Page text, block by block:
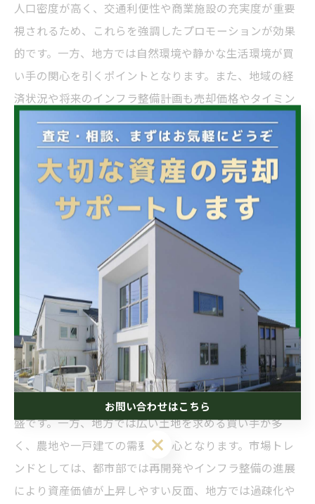
人口密度が高く、交通利便性や商業施設の充実度が重要
視されるため、これらを強調したプロモーションが効果
的です。一方、地方では自然環境や静かな生活環境が買
い手の関心を引くポイントとなります。また、地域の経
済状況や将来のインフラ整備計画も売却価格やタイミン
グに大きく影響します。例えば、新駅の開設やショッピ
ング施設の建設計画があれば、その地域の不動産価値は
上昇傾向にあります。したがって、地元の不動産市場の
動向を常に把握し、専門家の意見も取り入れながら最適
な売却戦略を練ることが重要です。地域特性を活かした
売却戦略で、より高い評価を得られる不動産取引を実現
地域特性別に見る最新の市場トレンドと需給動向
不動産売却においては、地域特性を深く理解することが
成功の鍵となります。都市部では高い人口密度と利便性
の高さから、マンションや小規模住宅に対する需要が旺
盛です。一方、地方では広い土地を求める買い手が多
く、農地や一戸建ての需要が中心となります。市場トレ
ンドとしては、都市部では再開発やインフラ整備の進展
により資産価値が上昇しやすい反面、地方では過疎化や
お問い合わせはこちら